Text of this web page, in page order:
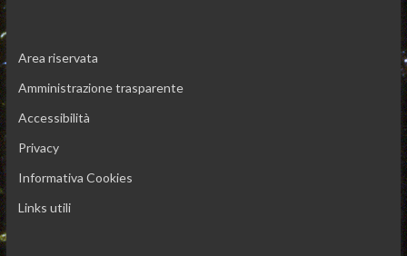
Area riservata
Amministrazione trasparente
Accessibilità
Privacy
Informativa Cookies
Links utili